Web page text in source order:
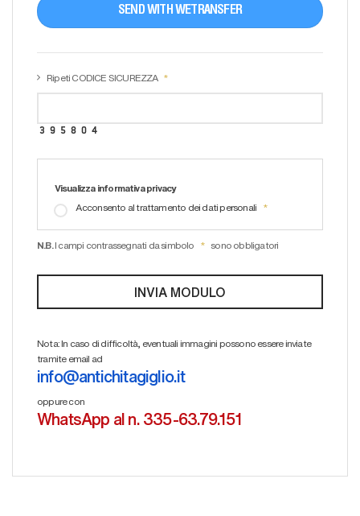
SEND WITH WETRANSFER
Ripeti CODICE SICUREZZA
Visualizza informativa privacy
Acconsento al trattamento dei dati personali
N.B. I campi contrassegnati da simbolo sono obbligatori
Nota: In caso di difficoltà, eventuali immagini possono essere inviate
tramite email ad
info@antichitagiglio.it
oppure con
WhatsApp al n. 335-63.79.151